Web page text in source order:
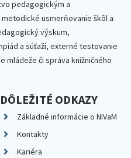
pedagogickým a
usmerňovanie škôl a
výskum,
a súťaží, externé testovanie
mládeže či správa knižničného
DÔLEŽITÉ ODKAZY
Základné informácie o NIVaM
Kontakty
Kariéra